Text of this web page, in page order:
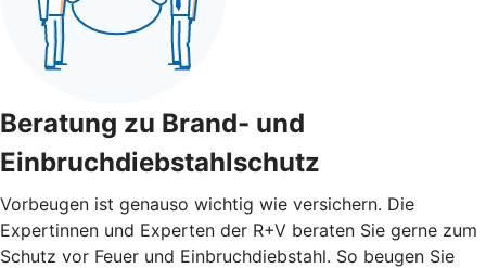
Beratung zu Brand- und
Einbruchdiebstahlschutz
Vorbeugen ist genauso wichtig wie versichern. Die
Expertinnen und Experten der R+V beraten Sie gerne zum
Schutz vor Feuer und Einbruchdiebstahl. So beugen Sie